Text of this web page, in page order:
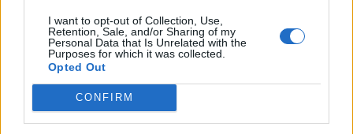
I want to opt-out of Collection, Use,
Retention, Sale, and/or Sharing of my
Personal Data that Is Unrelated with the
Purposes for which it was collected.
Opted Out
CONFIRM
Funktionen, die speziell für Allergiker entwickelt
wurden:
Echtzeit-Pollenmesswerte:
Pollendaten für Ihren spezifischen Standort in Kiel
und Umgebung